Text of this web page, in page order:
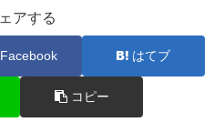
アする
Facebook はてブ
コピー